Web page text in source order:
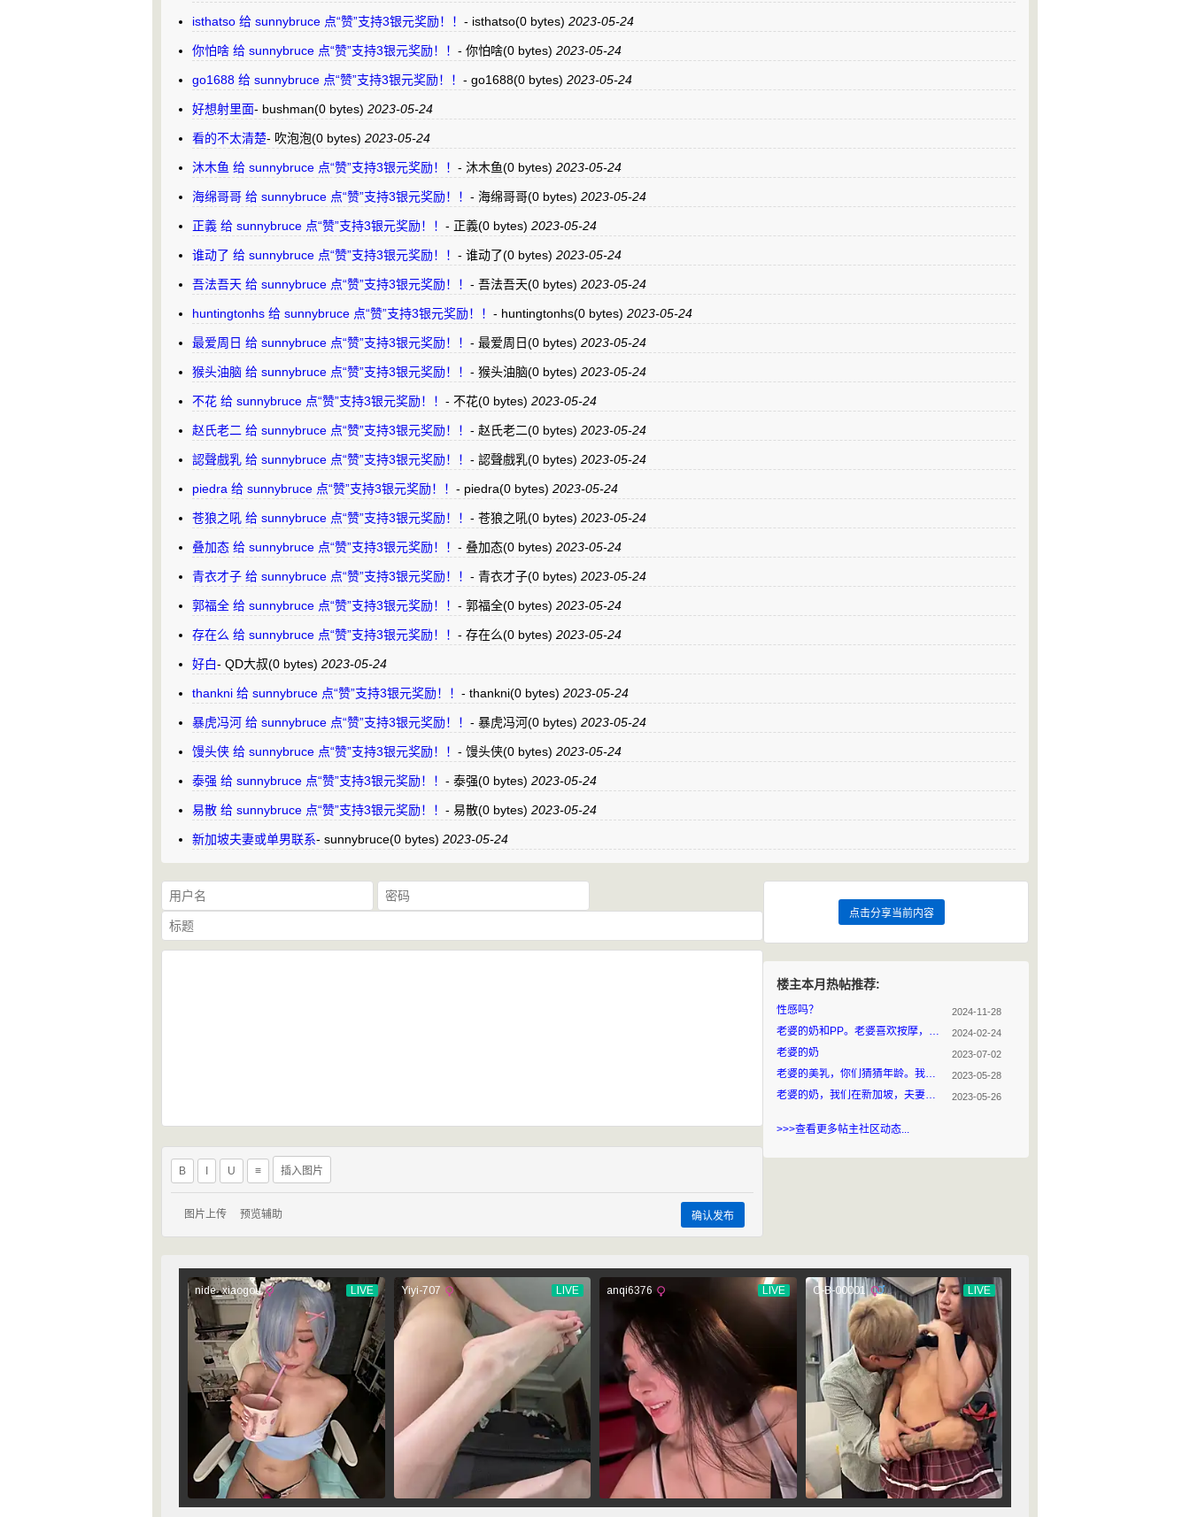
isthatso 给 sunnybruce 点“赞”支持3银元奖励！！ - isthatso(0 bytes) 2023-05-24
你怕啥 给 sunnybruce 点“赞”支持3银元奖励！！ - 你怕啥(0 bytes) 2023-05-24
go1688 给 sunnybruce 点“赞”支持3银元奖励！！ - go1688(0 bytes) 2023-05-24
好想射里面- bushman(0 bytes) 2023-05-24
看的不太清楚- 吹泡泡(0 bytes) 2023-05-24
沐木鱼 给 sunnybruce 点“赞”支持3银元奖励！！ - 沐木鱼(0 bytes) 2023-05-24
海绵哥哥 给 sunnybruce 点“赞”支持3银元奖励！！ - 海绵哥哥(0 bytes) 2023-05-24
正義 给 sunnybruce 点“赞”支持3银元奖励！！ - 正義(0 bytes) 2023-05-24
谁动了 给 sunnybruce 点“赞”支持3银元奖励！！ - 谁动了(0 bytes) 2023-05-24
吾法吾天 给 sunnybruce 点“赞”支持3银元奖励！！ - 吾法吾天(0 bytes) 2023-05-24
huntingtonhs 给 sunnybruce 点“赞”支持3银元奖励！！ - huntingtonhs(0 bytes) 2023-05-24
最爱周日 给 sunnybruce 点“赞”支持3银元奖励！！ - 最爱周日(0 bytes) 2023-05-24
猴头油脑 给 sunnybruce 点“赞”支持3银元奖励！！ - 猴头油脑(0 bytes) 2023-05-24
不花 给 sunnybruce 点“赞”支持3银元奖励！！ - 不花(0 bytes) 2023-05-24
赵氏老二 给 sunnybruce 点“赞”支持3银元奖励！！ - 赵氏老二(0 bytes) 2023-05-24
認聲戲乳 给 sunnybruce 点“赞”支持3银元奖励！！ - 認聲戲乳(0 bytes) 2023-05-24
piedra 给 sunnybruce 点“赞”支持3银元奖励！！ - piedra(0 bytes) 2023-05-24
苍狼之吼 给 sunnybruce 点“赞”支持3银元奖励！！ - 苍狼之吼(0 bytes) 2023-05-24
叠加态 给 sunnybruce 点“赞”支持3银元奖励！！ - 叠加态(0 bytes) 2023-05-24
青衣才子 给 sunnybruce 点“赞”支持3银元奖励！！ - 青衣才子(0 bytes) 2023-05-24
郭福全 给 sunnybruce 点“赞”支持3银元奖励！！ - 郭福全(0 bytes) 2023-05-24
存在么 给 sunnybruce 点“赞”支持3银元奖励！！ - 存在么(0 bytes) 2023-05-24
好白- QD大叔(0 bytes) 2023-05-24
thankni 给 sunnybruce 点“赞”支持3银元奖励！！ - thankni(0 bytes) 2023-05-24
暴虎冯河 给 sunnybruce 点“赞”支持3银元奖励！！ - 暴虎冯河(0 bytes) 2023-05-24
馒头侠 给 sunnybruce 点“赞”支持3银元奖励！！ - 馒头侠(0 bytes) 2023-05-24
泰强 给 sunnybruce 点“赞”支持3银元奖励！！ - 泰强(0 bytes) 2023-05-24
易散 给 sunnybruce 点“赞”支持3银元奖励！！ - 易散(0 bytes) 2023-05-24
新加坡夫妻或单男联系- sunnybruce(0 bytes) 2023-05-24
B U ≡ 插入图片
图片上传 预览辅助 确认发布
点击分享当前内容
楼主本月热帖推荐:
性感吗？ 2024-11-28
老婆的奶和PP。老婆喜欢按摩，我们在新加坡，有想帮忙按摩的联 2024-02-24
老婆的奶 2023-07-02
老婆的美乳，你们猜猜年龄。我们在新加坡，欢迎交流 2023-05-28
老婆的奶，我们在新加坡，夫妻或单男可以联系 2023-05-26
>>>查看更多帖主社区动态...